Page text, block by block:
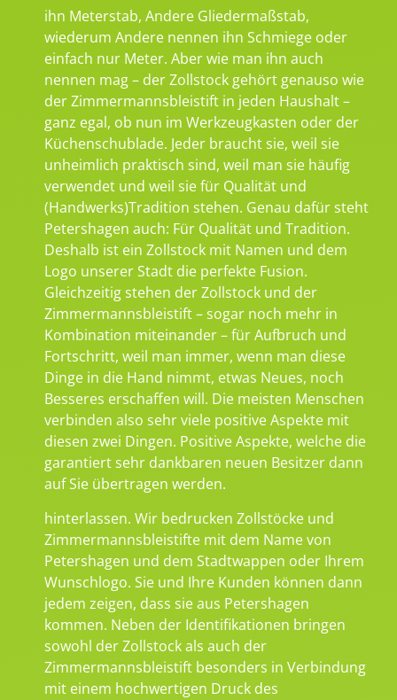
ihn Meterstab, Andere Gliedermaßstab,
wiederum Andere nennen ihn Schmiege oder
einfach nur Meter. Aber wie man ihn auch
nennen mag – der Zollstock gehört genauso wie
der Zimmermannsbleistift in jeden Haushalt –
ganz egal, ob nun im Werkzeugkasten oder der
Küchenschublade. Jeder braucht sie, weil sie
unheimlich praktisch sind, weil man sie häufig
verwendet und weil sie für Qualität und
(Handwerks)Tradition stehen. Genau dafür steht
Petershagen auch: Für Qualität und Tradition.
Deshalb ist ein Zollstock mit Namen und dem
Logo unserer Stadt die perfekte Fusion.
Gleichzeitig stehen der Zollstock und der
Zimmermannsbleistift – sogar noch mehr in
Kombination miteinander – für Aufbruch und
Fortschritt, weil man immer, wenn man diese
Dinge in die Hand nimmt, etwas Neues, noch
Besseres erschaffen will. Die meisten Menschen
verbinden also sehr viele positive Aspekte mit
diesen zwei Dingen. Positive Aspekte, welche die
garantiert sehr dankbaren neuen Besitzer dann
auf Sie übertragen werden.
hinterlassen. Wir bedrucken Zollstöcke und
Zimmermannsbleistifte mit dem Name von
Petershagen und dem Stadtwappen oder Ihrem
Wunschlogo. Sie und Ihre Kunden können dann
jedem zeigen, dass sie aus Petershagen
kommen. Neben der Identifikationen bringen
sowohl der Zollstock als auch der
Zimmermannsbleistift besonders in Verbindung
mit einem hochwertigen Druck des